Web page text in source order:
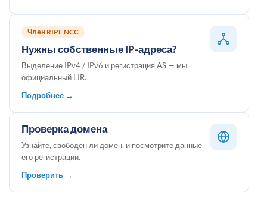
Член RIPE NCC
Нужны собственные IP-адреса?
Выделение IPv4 / IPv6 и регистрация AS — мы
официальный LIR.
Подробнее →
Проверка домена
Узнайте, свободен ли домен, и посмотрите данные
его регистрации.
Проверить →